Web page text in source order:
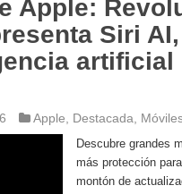
Apple:
Siri
artificial
Apple Destacada
Descubre grandes
más protección
montón de